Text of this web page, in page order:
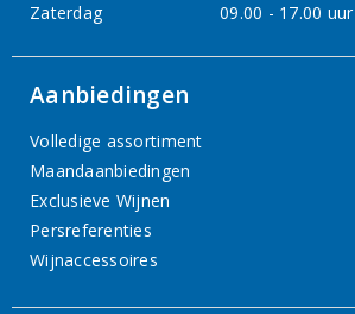
Zaterdag
09.00 - 17.00 uur
Aanbiedingen
Volledige assortiment
Maandaanbiedingen
Exclusieve Wijnen
Persreferenties
Wijnaccessoires